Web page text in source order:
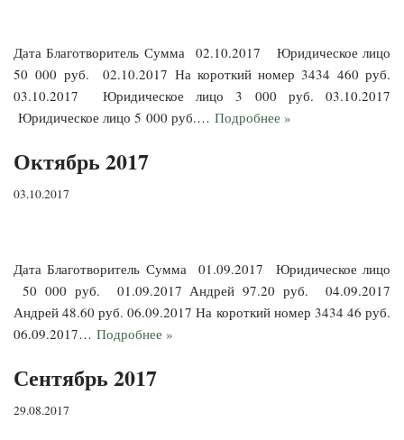
Дата Благотворитель Сумма 02.10.2017 Юридическое лицо
50 000 руб. 02.10.2017 На короткий номер 3434 460 руб.
03.10.2017 Юридическое лицо 3 000 руб. 03.10.2017
Юридическое лицо 5 000 руб.… Подробнее »
Октябрь 2017
03.10.2017
Дата Благотворитель Сумма 01.09.2017 Юридическое лицо
50 000 руб. 01.09.2017 Андрей 97.20 руб. 04.09.2017
Андрей 48.60 руб. 06.09.2017 На короткий номер 3434 46 руб.
06.09.2017… Подробнее »
Сентябрь 2017
29.08.2017